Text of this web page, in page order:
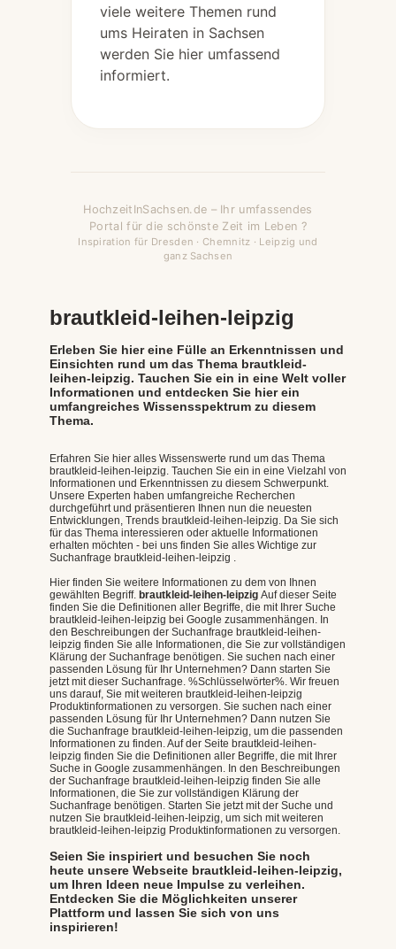
viele weitere Themen rund
ums Heiraten in Sachsen
werden Sie hier umfassend
informiert.
HochzeitInSachsen.de – Ihr umfassendes
Portal für die schönste Zeit im Leben ?
Inspiration für Dresden · Chemnitz · Leipzig und
ganz Sachsen
brautkleid-leihen-leipzig
Erleben Sie hier eine Fülle an Erkenntnissen und
Einsichten rund um das Thema brautkleid-
leihen-leipzig. Tauchen Sie ein in eine Welt voller
Informationen und entdecken Sie hier ein
umfangreiches Wissensspektrum zu diesem
Thema.
Erfahren Sie hier alles Wissenswerte rund um das Thema
brautkleid-leihen-leipzig. Tauchen Sie ein in eine Vielzahl von
Informationen und Erkenntnissen zu diesem Schwerpunkt.
Unsere Experten haben umfangreiche Recherchen
durchgeführt und präsentieren Ihnen nun die neuesten
Entwicklungen, Trends brautkleid-leihen-leipzig. Da Sie sich
für das Thema interessieren oder aktuelle Informationen
erhalten möchten - bei uns finden Sie alles Wichtige zur
Suchanfrage brautkleid-leihen-leipzig .
Hier finden Sie weitere Informationen zu dem von Ihnen
gewählten Begriff. brautkleid-leihen-leipzig Auf dieser Seite
finden Sie die Definitionen aller Begriffe, die mit Ihrer Suche
brautkleid-leihen-leipzig bei Google zusammenhängen. In
den Beschreibungen der Suchanfrage brautkleid-leihen-
leipzig finden Sie alle Informationen, die Sie zur vollständigen
Klärung der Suchanfrage benötigen. Sie suchen nach einer
passenden Lösung für Ihr Unternehmen? Dann starten Sie
jetzt mit dieser Suchanfrage. %Schlüsselwörter%. Wir freuen
uns darauf, Sie mit weiteren brautkleid-leihen-leipzig
Produktinformationen zu versorgen. Sie suchen nach einer
passenden Lösung für Ihr Unternehmen? Dann nutzen Sie
die Suchanfrage brautkleid-leihen-leipzig, um die passenden
Informationen zu finden. Auf der Seite brautkleid-leihen-
leipzig finden Sie die Definitionen aller Begriffe, die mit Ihrer
Suche in Google zusammenhängen. In den Beschreibungen
der Suchanfrage brautkleid-leihen-leipzig finden Sie alle
Informationen, die Sie zur vollständigen Klärung der
Suchanfrage benötigen. Starten Sie jetzt mit der Suche und
nutzen Sie brautkleid-leihen-leipzig, um sich mit weiteren
brautkleid-leihen-leipzig Produktinformationen zu versorgen.
Seien Sie inspiriert und besuchen Sie noch
heute unsere Webseite brautkleid-leihen-leipzig,
um Ihren Ideen neue Impulse zu verleihen.
Entdecken Sie die Möglichkeiten unserer
Plattform und lassen Sie sich von uns
inspirieren!